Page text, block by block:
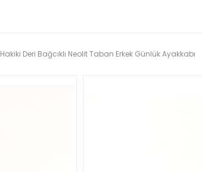
Hakiki Deri Bağcıklı Neolit Taban Erkek Günlük Ayakkabı